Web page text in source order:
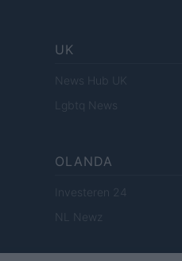
UK
News Hub UK
Lgbtq News
OLANDA
Investeren 24
NL Newz